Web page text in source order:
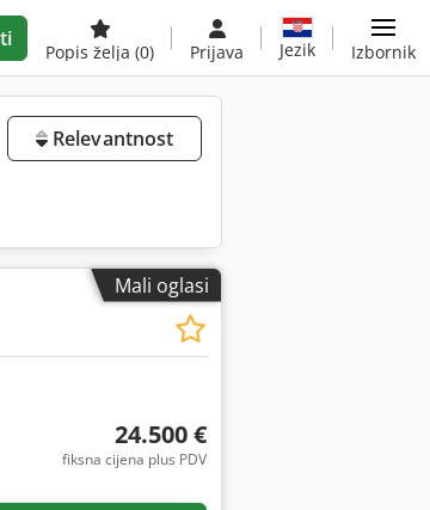
Popis želja (0) Prijava Jezik Izbornik
Relevantnost
Mali oglasi
24.500 €
fiksna cijena plus PDV